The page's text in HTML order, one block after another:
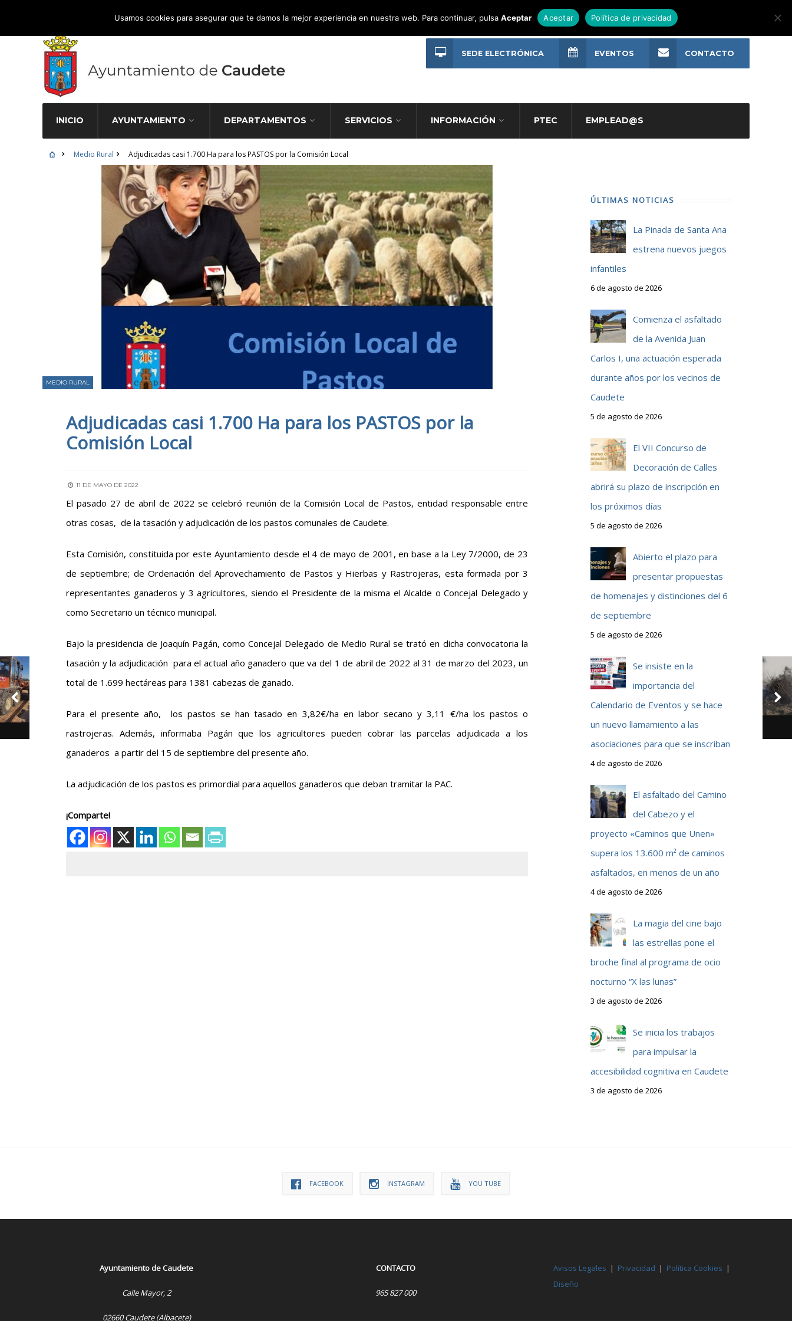
Atención Ciudadana 965 827 000
INICIO AYUNTAMIENTO DEPARTAMENTOS SERVICIOS INFORMACIÓN PTEC EMPLEAD@S
SEDE ELECTRÓNICA EVENTOS CONTACTO
Medio Rural Adjudicadas casi 1.700 Ha para los PASTOS por la Comisión Local
MEDIO RURAL
Adjudicadas casi 1.700 Ha para los PASTOS por la
Comisión Local
11 DE MAYO DE 2022
El pasado 27 de abril de 2022 se celebró reunión de la Comisión Local de Pastos, entidad responsable entre
otras cosas, de la tasación y adjudicación de los pastos comunales de Caudete.
Esta Comisión, constituida por este Ayuntamiento desde el 4 de mayo de 2001, en base a la Ley 7/2000, de 23
de septiembre; de Ordenación del Aprovechamiento de Pastos y Hierbas y Rastrojeras, esta formada por 3
representantes ganaderos y 3 agricultores, siendo el Presidente de la misma el Alcalde o Concejal Delegado y
como Secretario un técnico municipal.
Bajo la presidencia de Joaquín Pagán, como Concejal Delegado de Medio Rural se trató en dicha convocatoria la
tasación y la adjudicación para el actual año ganadero que va del 1 de abril de 2022 al 31 de marzo del 2023, un
total de 1.699 hectáreas para 1381 cabezas de ganado.
Para el presente año, los pastos se han tasado en 3,82€/ha en labor secano y 3,11 €/ha los pastos o
rastrojeras. Además, informaba Pagán que los agricultores pueden cobrar las parcelas adjudicada a los
ganaderos a partir del 15 de septiembre del presente año.
La adjudicación de los pastos es primordial para aquellos ganaderos que deban tramitar la PAC.
¡Comparte!
ÚLTIMAS NOTICIAS
La Pinada de Santa Ana
estrena nuevos juegos
infantiles
6 de agosto de 2026
Comienza el asfaltado
de la Avenida Juan
Carlos I, una actuación esperada
durante años por los vecinos de
Caudete
5 de agosto de 2026
El VII Concurso de
Decoración de Calles
abrirá su plazo de inscripción en
los próximos días
5 de agosto de 2026
Abierto el plazo para
presentar propuestas
de homenajes y distinciones del 6
de septiembre
5 de agosto de 2026
Se insiste en la
importancia del
Calendario de Eventos y se hace
un nuevo llamamiento a las
asociaciones para que se inscriban
4 de agosto de 2026
El asfaltado del Camino
del Cabezo y el
proyecto «Caminos que Unen»
supera los 13.600 m² de caminos
asfaltados, en menos de un año
4 de agosto de 2026
La magia del cine bajo
las estrellas pone el
broche final al programa de ocio
nocturno “X las lunas”
3 de agosto de 2026
Se inicia los trabajos
para impulsar la
accesibilidad cognitiva en Caudete
3 de agosto de 2026
FACEBOOK INSTAGRAM YOU TUBE
Ayuntamiento de Caudete
Calle Mayor, 2
02660 Caudete (Albacete)
CONTACTO
965 827 000
Avisos Legales | Privacidad | Política Cookies |
Diseño
Usamos cookies para asegurar que te damos la mejor experiencia en nuestra web. Para continuar, pulsaAceptar Aceptar Política de privacidad